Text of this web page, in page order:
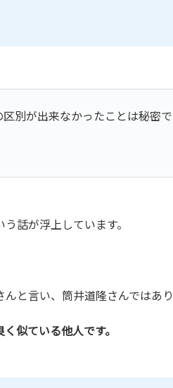
別が出来なかったことは秘密で
話が浮上しています。
と言い、筒井道隆さんではあり
似ている他人です。